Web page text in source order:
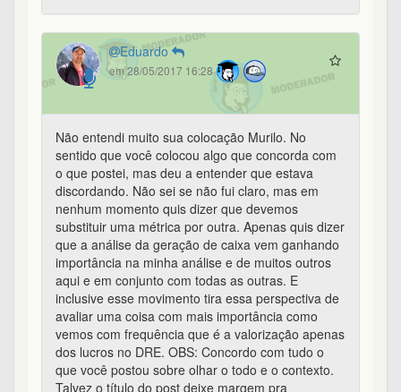
Eduardo
em 28/05/2017 16:28
Não entendi muito sua colocação Murilo. No
sentido que você colocou algo que concorda com
o que postei, mas deu a entender que estava
discordando. Não sei se não fui claro, mas em
nenhum momento quis dizer que devemos
substituir uma métrica por outra. Apenas quis dizer
que a análise da geração de caixa vem ganhando
importância na minha análise e de muitos outros
aqui e em conjunto com todas as outras. E
inclusive esse movimento tira essa perspectiva de
avaliar uma coisa com mais importância como
vemos com frequência que é a valorização apenas
dos lucros no DRE. OBS: Concordo com tudo o
que você postou sobre olhar o todo e o contexto.
Talvez o título do post deixe margem pra